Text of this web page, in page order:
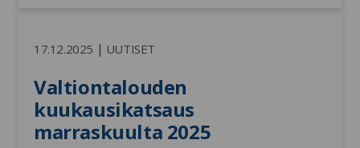
17.12.2025 | UUTISET
Valtiontalouden
kuukausikatsaus
marraskuulta 2025